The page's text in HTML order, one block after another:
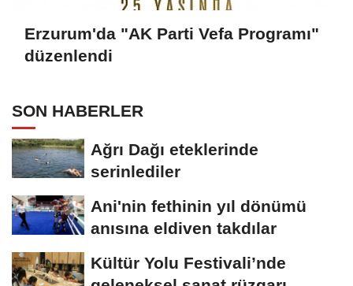
Erzurum'da "AK Parti Vefa Programı"
düzenlendi
SON HABERLER
Ağrı Dağı eteklerinde
serinlediler
Ani'nin fethinin yıl dönümü
anısına eldiven takdılar
Kültür Yolu Festivali’nde